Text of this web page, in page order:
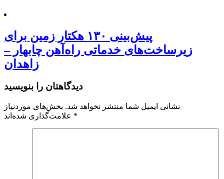
پیش‌بینی ۱۳۰ هکتار زمین برای
زیرساخت‌های خدماتی راه‌آهن چابهار –
زاهدان
دیدگاهتان را بنویسید
نشانی ایمیل شما منتشر نخواهد شد. بخش‌های موردنیاز
*